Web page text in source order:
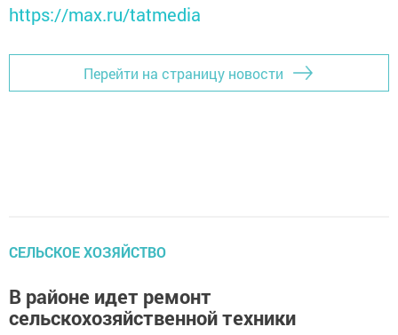
https://max.ru/tatmedia
Перейти на страницу новости
СЕЛЬСКОЕ ХОЗЯЙСТВО
В районе идет ремонт
сельскохозяйственной техники